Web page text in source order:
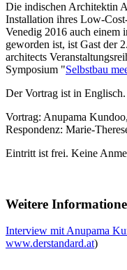
Die indischen Architektin
Installation ihres Low-
Venedig 2016 auch einem
geworden ist, ist Gast der
architects
Symposium "Selbstbau
Der Vortrag ist in Englisch.
Vortrag: Anupama
Respondenz: Marie-
Eintritt ist frei. Keine
Weitere
Interview mit Anupama
www.derstandard.at)